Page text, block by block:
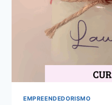
ARQ.
PATRICIA
POMERANTZEFF,
FUNCIONA
MESMO?
É
CONFIÁVEL?
EMPREENDEDORISMO